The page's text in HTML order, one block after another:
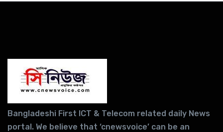
Bangladeshi First ICT & Telecom related daily News
portal. We believe that ‘cnewsvoice’ can be an